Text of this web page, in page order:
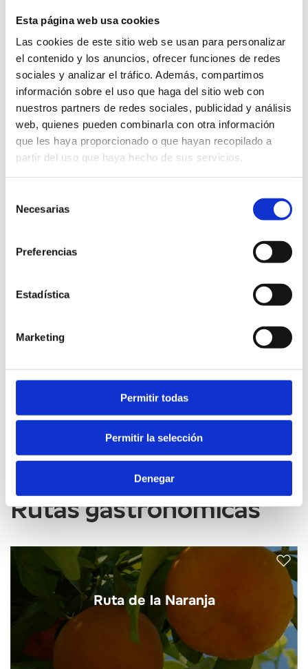
Esta página web usa cookies
Las cookies de este sitio web se usan para personalizar
el contenido y los anuncios, ofrecer funciones de redes
sociales y analizar el tráfico. Además, compartimos
información sobre el uso que haga del sitio web con
nuestros partners de redes sociales, publicidad y análisis
web, quienes pueden combinarla con otra información
que les haya proporcionado o que hayan recopilado a
partir del uso que haya hecho de sus servicios.
Necesarias
Preferencias
Estadística
Marketing
Permitir todas
Permitir la selección
Denegar
Paseo Buena Vista 11
12100 (Grau De Castelló (castelló De La Plana))
964282057
https://casajuanitograu.es/
Horario: Lunes, Jueves, Viernes y Sabado: 13:00h -
16:00h/20:30h - 23:00h | Martes y Domingo: 13:00h -
16:00h | Miércoles cerrado.
Idiomas:Castellano, Valenciano
CONTACTAR
Rutas gastronómicas
Ruta de la Naranja